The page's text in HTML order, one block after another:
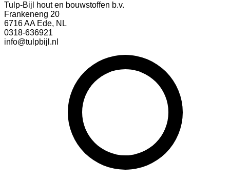
Tulp-Bijl hout en bouwstoffen b.v.
Frankeneng 20
6716 AA Ede, NL
0318-636921
info@tulpbijl.nl